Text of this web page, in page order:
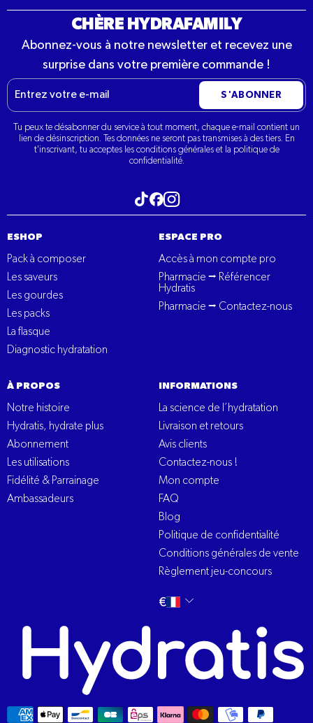
CHÈRE HYDRAFAMILY
Abonnez-vous à notre newsletter et recevez une
surprise dans votre première commande !
E-
mail
S'ABONNER
Tu peux te désabonner du service à tout moment, chaque e-mail contient un
lien de désinscription. Tes données ne seront pas transmises à des tiers. En
t'inscrivant, tu acceptes les conditions générales et la politique de
confidentialité.
Visitez notre tiktok
Visitez notre Facebook
ESHOP
Pack à composer
Les saveurs
Les gourdes
Les packs
La flasque
Diagnostic hydratation
ESPACE PRO
Accès à mon compte pro
Pharmacie ⭢ Référencer
Hydratis
Pharmacie ⭢ Contactez-nous
À PROPOS
Notre histoire
Hydratis, hydrate plus
Abonnement
Les utilisations
Fidélité & Parrainage
Ambassadeurs
INFORMATIONS
La science de l’hydratation
Livraison et retours
Avis clients
Contactez-nous !
Mon compte
FAQ
Blog
Politique de confidentialité
Conditions générales de vente
Règlement jeu-concours
Changer
€ français